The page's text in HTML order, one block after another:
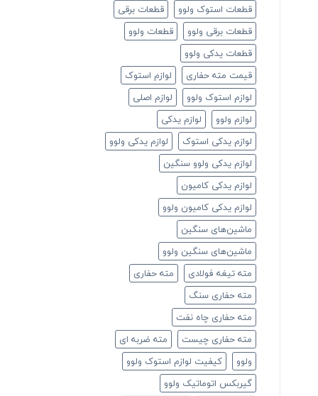
قطعات استوک ولوو
قطعات برقی
قطعات برقی ولوو
قطعات ولوو
قطعات یدکی ولوو
قیمت مته حفاری
لوازم استوک
لوازم استوک ولوو
لوازم اصلی
لوازم ولوو
لوازم یدکی
لوازم یدکی استوک
لوازم یدکی ولوو
لوازم یدکی ولوو سنگین
لوازم یدکی کامیون
لوازم یدکی کامیون ولوو
ماشین‌های سنگین
ماشین‌های سنگین ولوو
مته تیغه فولادی
مته حفاری
مته حفاری سنگ
مته حفاری چاه نفت
مته حفاری چیست
مته ضربه ای
ولوو
کیفیت لوازم استوک ولوو
گیربکس اتوماتیک ولوو